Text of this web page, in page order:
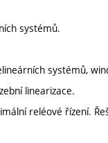
systémů.
systémů,
linearizace.
reléové řízení.